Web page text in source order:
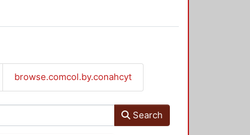
browse.comcol.by.conahcyt
Search